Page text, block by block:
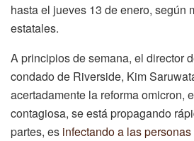
hasta el jueves 13 de enero, según
estatales.
A principios de semana, el director
condado de Riverside, Kim
acertadamente la reforma omicron,
contagiosa, se está propagando
partes, es infectando a las